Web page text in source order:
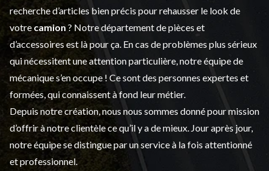
recherche d’articles bien précis pour rehausser le look de
votre camion ? Notre département depièces et
d’accessoiresest là pour ça. En cas de problèmes plus sérieux
qui nécessitent une attention particulière, notre équipe de
mécanique s’en occupe ! Ce sont des personnes expertes et
formées, qui connaissent à fond leur métier.
Depuis notre création, nous nous sommes donné pour mission
d’offrir à notre clientèle ce qu’il y a de mieux. Jour après jour,
notre équipe se distingue par un service à la fois attentionné
et professionnel.